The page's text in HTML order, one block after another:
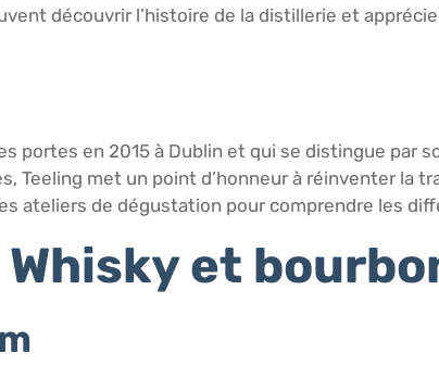
découvrir l’histoire de la distillerie et
portes en 2015 à Dublin et qui se distingue par
Teeling met un point d’honneur à réinventer la
ateliers de dégustation pour comprendre les
et